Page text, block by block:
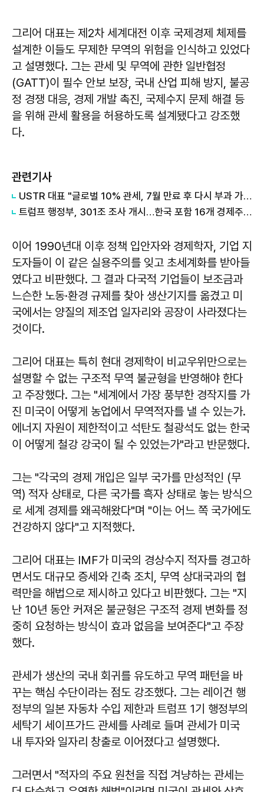
그리어 대표는 제2차 세계대전 이후 국제경제 체제를
설계한 이들도 무제한 무역의 위험을 인식하고 있었다
고 설명했다. 그는 관세 및 무역에 관한 일반협정
(GATT)이 필수 안보 보장, 국내 산업 피해 방지, 불공
정 경쟁 대응, 경제 개발 촉진, 국제수지 문제 해결 등
을 위해 관세 활용을 허용하도록 설계됐다고 강조했
다.
관련기사
USTR 대표 "글로벌 10% 관세, 7월 만료 후 다시 부과 가능"
트럼프 행정부, 301조 조사 개시…한국 포함 16개 경제주체에 관세 압박
이어 1990년대 이후 정책 입안자와 경제학자, 기업 지
도자들이 이 같은 실용주의를 잊고 초세계화를 받아들
였다고 비판했다. 그 결과 다국적 기업들이 보조금과
느슨한 노동·환경 규제를 찾아 생산기지를 옮겼고 미
국에서는 양질의 제조업 일자리와 공장이 사라졌다는
것이다.
그리어 대표는 특히 현대 경제학이 비교우위만으로는
설명할 수 없는 구조적 무역 불균형을 반영해야 한다
고 주장했다. 그는 "세계에서 가장 풍부한 경작지를 가
진 미국이 어떻게 농업에서 무역적자를 낼 수 있는가.
에너지 자원이 제한적이고 석탄도 철광석도 없는 한국
이 어떻게 철강 강국이 될 수 있었는가"라고 반문했다.
그는 "각국의 경제 개입은 일부 국가를 만성적인 (무
역) 적자 상태로, 다른 국가를 흑자 상태로 놓는 방식으
로 세계 경제를 왜곡해왔다"며 "이는 어느 쪽 국가에도
건강하지 않다"고 지적했다.
그리어 대표는 IMF가 미국의 경상수지 적자를 경고하
면서도 대규모 증세와 긴축 조치, 무역 상대국과의 협
력만을 해법으로 제시하고 있다고 비판했다. 그는 "지
난 10년 동안 커져온 불균형은 구조적 경제 변화를 정
중히 요청하는 방식이 효과 없음을 보여준다"고 주장
했다.
관세가 생산의 국내 회귀를 유도하고 무역 패턴을 바
꾸는 핵심 수단이라는 점도 강조했다. 그는 레이건 행
정부의 일본 자동차 수입 제한과 트럼프 1기 행정부의
세탁기 세이프가드 관세를 사례로 들며 관세가 미국
내 투자와 일자리 창출로 이어졌다고 설명했다.
그러면서 "적자의 주요 원천을 직접 겨냥하는 관세는